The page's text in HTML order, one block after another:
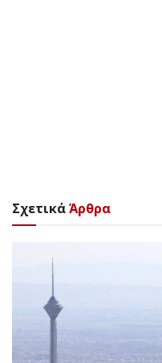
ΣχετικάΆρθρα